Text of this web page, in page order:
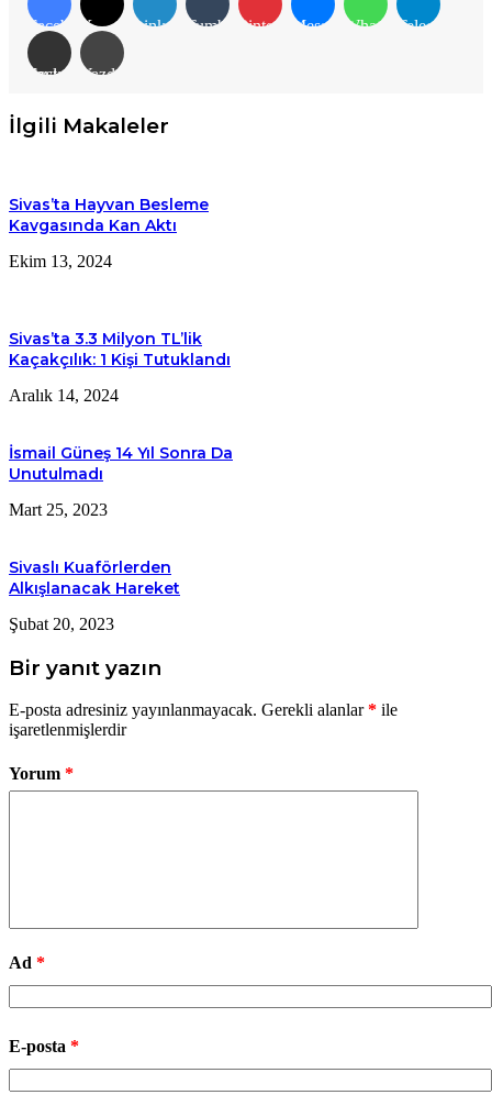
Facebook
X LinkedInTumblr PinterestMessengerWhatsAppTelegram
E-Posta ile paylaş Yazdır
İlgili Makaleler
Sivas’ta Hayvan Besleme
Kavgasında Kan Aktı
Ekim 13, 2024
Sivas’ta 3.3 Milyon TL’lik
Kaçakçılık: 1 Kişi Tutuklandı
Aralık 14, 2024
İsmail Güneş 14 Yıl Sonra Da
Unutulmadı
Mart 25, 2023
Sivaslı Kuaförlerden
Alkışlanacak Hareket
Şubat 20, 2023
Bir yanıt yazın
E-posta adresiniz yayınlanmayacak. Gerekli alanlar* ile
işaretlenmişlerdir
Yorum *
Ad *
E-posta *